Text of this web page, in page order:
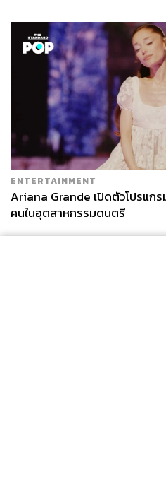
ENTERTAINMENT
Ariana Grande เปิดตัวโปรแก
คนในอุตสาหกรรมดนตรี